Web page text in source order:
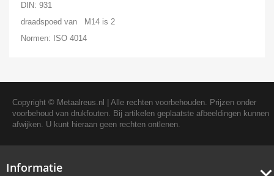
DIN: 931
draadspoed van M14 is 2
Normen: ISO 4014
Copyright © Metaalreus.nl
| Alle rechten voorbehouden. Prijzen onder
voorbehoud van drukfouten. Bij artikelen geplaatste afbeeldingen kunnen
afwijken. U kunt hieraan geen rechten ontlenen.
Informatie